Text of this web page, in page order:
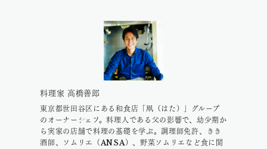
料理家 高橋善郎
東京都世田谷区にある和食店「凧（はた）」グループ
のオーナーシェフ。料理人である父の影響で、幼少期か
ら実家の店舗で料理の基礎を学ぶ。調理師免許、きき
酒師、ソムリエ（ANSA）、野菜ソムリエなど食に関